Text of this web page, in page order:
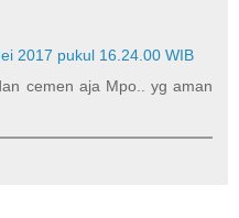
2017 pukul 16.24.00 WIB
cemen aja Mpo.. yg aman